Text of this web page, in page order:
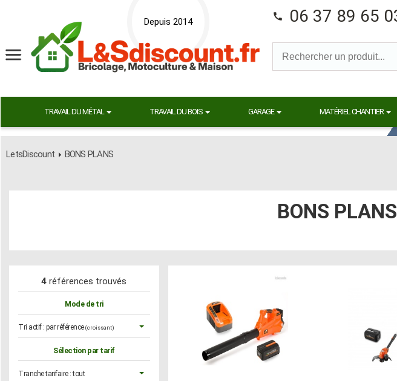
Depuis 2014 call 06 37 89 65
TRAVAIL DU MÉTAL TRAVAIL DU BOIS GARAGE MATÉRIEL CHANTIER
LetsDiscount BONS PLANS
BONS PLANS
4 références trouvés
Mode de tri
Tri actif : par référence (croissant)
Sélection par tarif
Tranche tarifaire :tout